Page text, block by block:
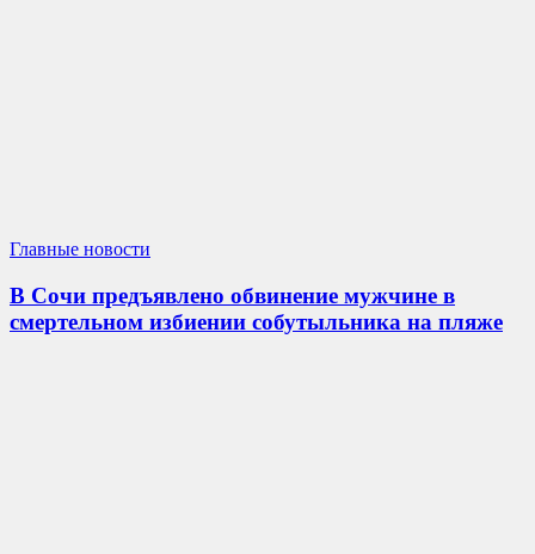
Главные новости
В Сочи предъявлено обвинение мужчине в
смертельном избиении собутыльника на пляже